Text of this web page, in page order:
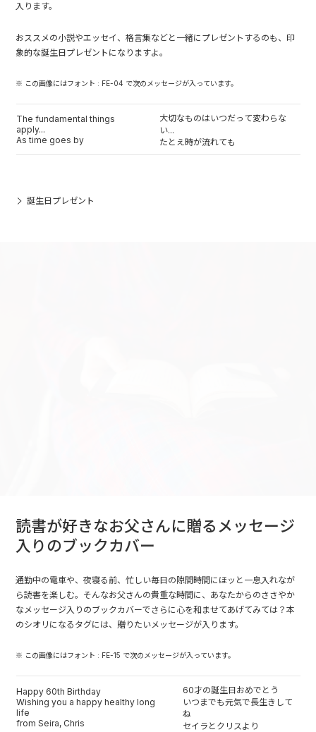
入ります。
おススメの小説やエッセイ、格言集などと一緒にプレゼントするのも、印
象的な誕生日プレゼントになりますよ。
※ この画像にはフォント : FE-04 で次のメッセージが入っています。
The fundamental things
apply...
As time goes by
大切なものはいつだって変わらな
い...
たとえ時が流れても
誕生日プレゼント
読書が好きなお父さんに贈るメッセージ
入りのブックカバー
通勤中の電車や、夜寝る前、忙しい毎日の隙間時間にほッと一息入れなが
ら読書を楽しむ。そんなお父さんの貴重な時間に、あなたからのささやか
なメッセージ入りのブックカバーでさらに心を和ませてあげてみては？本
のシオリになるタグには、贈りたいメッセージが入ります。
※ この画像にはフォント : FE-15 で次のメッセージが入っています。
Happy 60th Birthday
Wishing you a happy healthy long
life
from Seira, Chris
60才の誕生日おめでとう
いつまでも元気で長生きして
ね
セイラとクリスより